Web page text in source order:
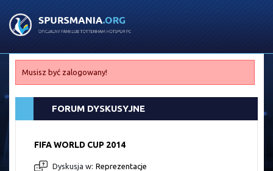
Musisz być zalogowany!
FORUM DYSKUSYJNE
FIFA WORLD CUP 2014
Dyskusja w: Reprezentacje